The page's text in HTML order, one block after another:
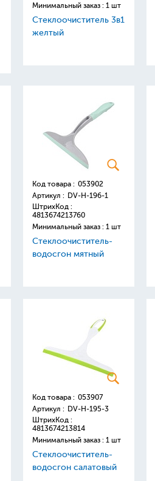
Минимальный заказ : 1 шт
Стеклоочиститель 3в1
желтый
Код товара : 053902
Артикул : DV-H-196-1
ШтрихКод :
4813674213760
Минимальный заказ : 1 шт
Стеклоочиститель-
водосгон мятный
Код товара : 053907
Артикул : DV-H-195-3
ШтрихКод :
4813674213814
Минимальный заказ : 1 шт
Стеклоочиститель-
водосгон салатовый